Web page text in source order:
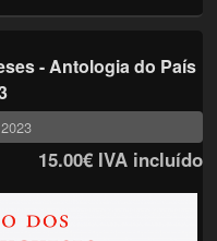
- Antologia do País
15.00€IVA incluído